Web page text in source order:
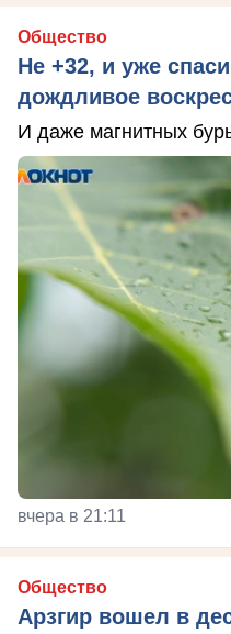
Общество
Не +32, и уже
дождливое
И даже магнитных
вчера в 21:11
Общество
Арзгир вошел в